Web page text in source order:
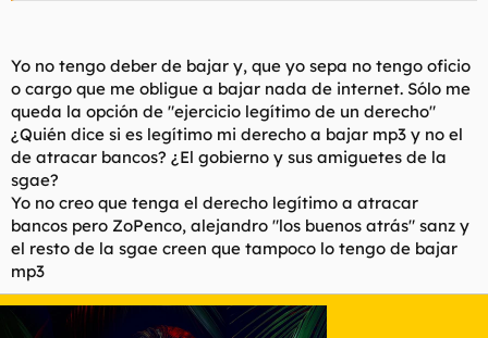
Yo no tengo deber de bajar y, que yo sepa no tengo oficio
o cargo que me obligue a bajar nada de internet. Sólo me
queda la opción de "ejercicio legítimo de un derecho"
¿Quién dice si es legítimo mi derecho a bajar mp3 y no el
de atracar bancos? ¿El gobierno y sus amiguetes de la
sgae?
Yo no creo que tenga el derecho legítimo a atracar
bancos pero ZoPenco, alejandro "los buenos atrás" sanz y
el resto de la sgae creen que tampoco lo tengo de bajar
mp3